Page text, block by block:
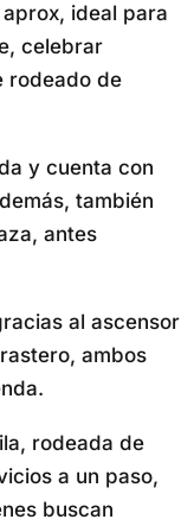
ideal para
celebrar
rodeado de
y cuenta con
también
antes
al ascensor
ambos
rodeada de
a un paso,
buscan